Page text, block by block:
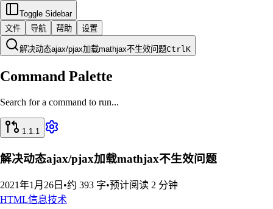
Toggle Sidebar
文件
导航 帮助 设置
解决动态ajax/pjax加载mathjax不生效问题CtrlK
Command Palette
Search for a command to run...
1.1.1
解决动态ajax/pjax加载mathjax不生效问题
2021年1月26日 •约 393 字•预计阅读 2 分钟
HTML信息技术